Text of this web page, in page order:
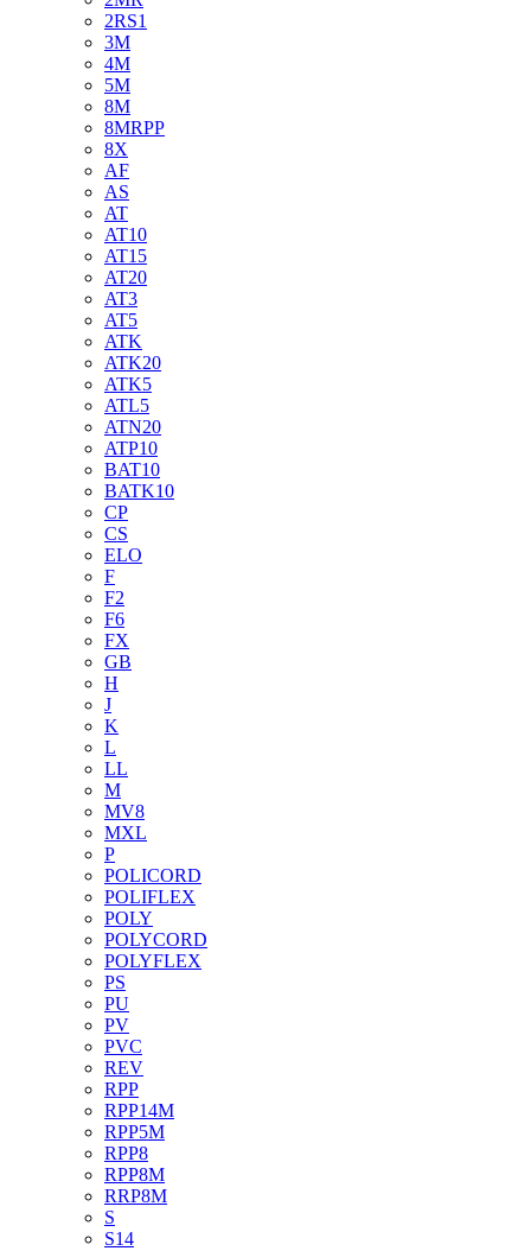
2RS1
3M
4M
5M
8M
8MRPP
8X
AF
AS
AT
AT10
AT15
AT20
AT3
AT5
ATK
ATK20
ATK5
ATL5
ATN20
ATP10
BAT10
BATK10
CP
CS
ELO
F
F2
F6
FX
GB
H
J
K
L
LL
M
MV8
MXL
P
POLICORD
POLIFLEX
POLY
POLYCORD
POLYFLEX
PS
PU
PV
PVC
REV
RPP
RPP14M
RPP5M
RPP8
RPP8M
RRP8M
S
S14